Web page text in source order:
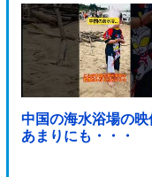
中国の海水浴場の映
あまりにも・・・